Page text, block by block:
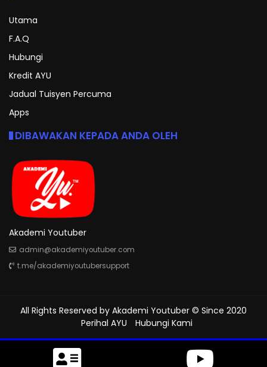
Utama
F.A.Q
Hubungi
Kredit AYU
Jadual Tuisyen Percuma
Apps
DIBAWAKAN KEPADA ANDA OLEH
Akademi Youtuber
admin@akademiyoutuber.com
t.me/akademiyoutubersupport
All Rights Reserved by Akademi Youtuber © Since 2020
Perihal AYU
Hubungi Kami